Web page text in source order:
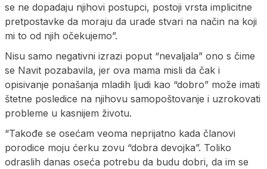
se ne dopadaju njihovi postupci, postoji vrsta implicitne
pretpostavke da moraju da urade stvari na način na koji
mi to od njih očekujemo”.
Nisu samo negativni izrazi poput “nevaljala” ono s čime
se Navit pozabavila, jer ova mama misli da čak i
opisivanje ponašanja mladih ljudi kao “dobro” može imati
štetne posledice na njihovu samopoštovanje i uzrokovati
probleme u kasnijem životu.
“Takođe se osećam veoma neprijatno kada članovi
porodice moju ćerku zovu “dobra devojka”. Toliko
odraslih danas oseća potrebu da budu dobri, da im se